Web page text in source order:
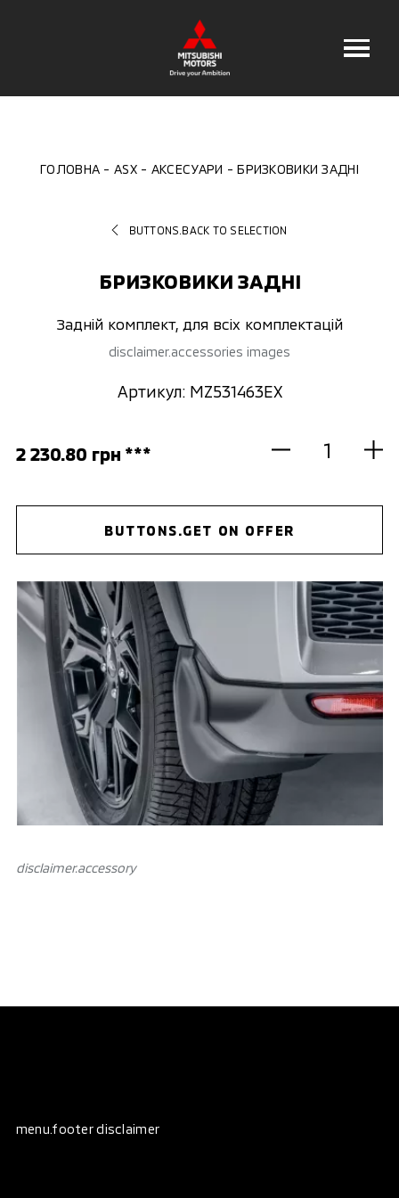
ГОЛОВНА ASX АКСЕСУАРИ БРИЗКОВИКИ ЗАДНІ
BUTTONS.BACK TO SELECTION
БРИЗКОВИКИ ЗАДНІ
Задній комплект, для всіх комплектацій
disclaimer.accessories images
Артикул: MZ531463EX
2 230.80 грн ***
BUTTONS.GET ON OFFER
disclaimer.аccessory
menu.footer disclaimer